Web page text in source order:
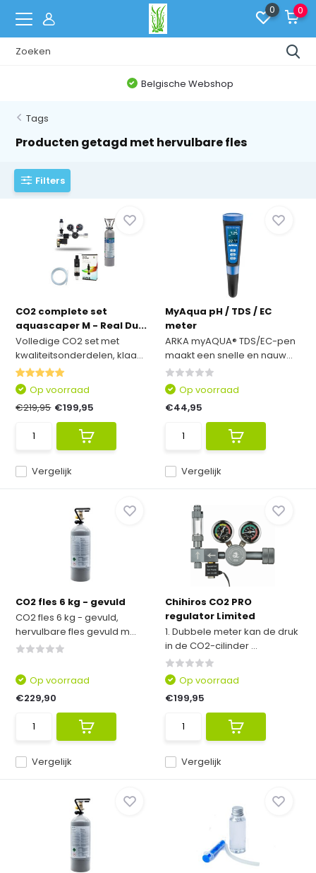
0 0
Belgische Webshop
Tags
Producten getagd met hervulbare fles
Filters
CO2 complete set
aquascaper M - Real Du...
Volledige CO2 set met
kwaliteitsonderdelen, klaa...
Vergelijk
Op voorraad
€219,95 €199,95
MyAqua pH / TDS / EC
meter
ARKA myAQUA® TDS/EC-pen
maakt een snelle en nauw...
Vergelijk
Op voorraad
€44,95
CO2 fles 6 kg - gevuld
CO2 fles 6 kg - gevuld,
hervulbare fles gevuld m...
Vergelijk
Op voorraad
€229,90
Chihiros CO2 PRO
regulator Limited
1. Dubbele meter kan de druk
in de CO2-cilinder ...
Vergelijk
Op voorraad
€199,95